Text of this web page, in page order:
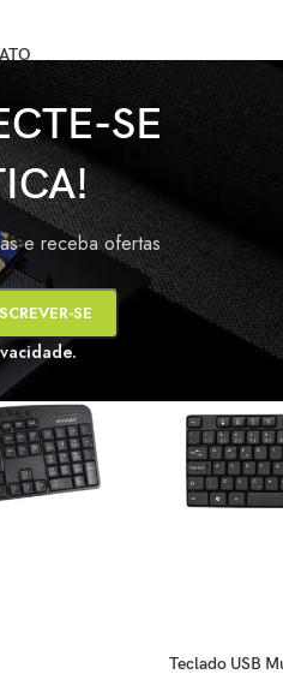
SE
e receba ofertas
USB
tag “TECLADO USB MULTIMÍDIA”
Teclado USB